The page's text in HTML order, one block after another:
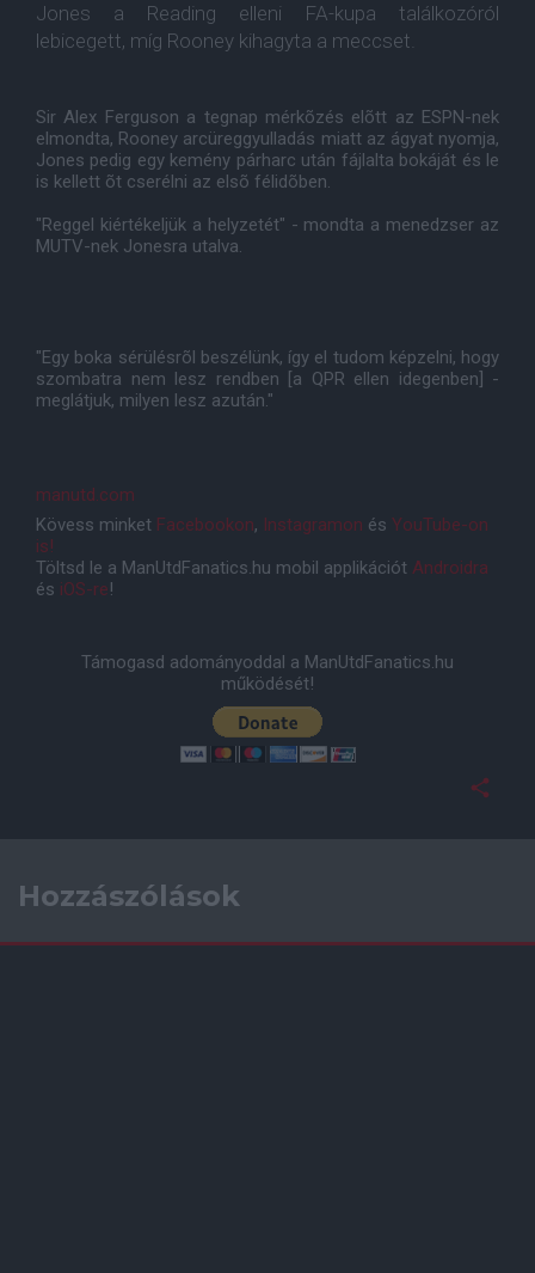
Jones a Reading elleni FA-kupa találkozóról
lebicegett, míg Rooney kihagyta a meccset.
Sir Alex Ferguson a tegnap mérkõzés elõtt az ESPN-nek
elmondta, Rooney arcüreggyulladás miatt az ágyat nyomja,
Jones pedig egy kemény párharc után fájlalta bokáját és le
is kellett õt cserélni az elsõ félidõben.
"Reggel kiértékeljük a helyzetét" - mondta a menedzser az
MUTV-nek Jonesra utalva.
"Egy boka sérülésrõl beszélünk, így el tudom képzelni, hogy
szombatra nem lesz rendben [a QPR ellen idegenben] -
meglátjuk, milyen lesz azután."
manutd.com
Kövess minket Facebookon, Instagramon és YouTube-on
is!
Töltsd le a ManUtdFanatics.hu mobil applikációt Androidra
és iOS-re!
Támogasd adományoddal a ManUtdFanatics.hu
működését!
Hozzászólások